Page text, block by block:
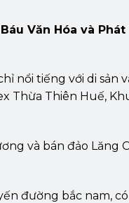
Văn Hóa và
nổi tiếng với di
Thừa Thiên Huế,
và bán đảo
đường bắc nam,